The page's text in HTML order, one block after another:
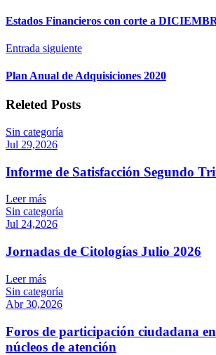
de
2019
Estados Financieros con corte a
Entrada siguiente
Plan Anual de Adquisiciones 2020
Releted Posts
Sin categoría
Jul 29,2026
Informe de Satisfacción Segundo
Leer más
Sin categoría
Jul 24,2026
Jornadas de Citologías Julio 2026
Leer más
Sin categoría
Abr 30,2026
Foros de participación ciudadana
núcleos de atención